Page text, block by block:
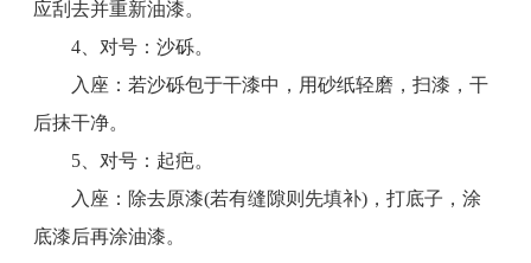
应刮去并重新油漆。
4、对号：沙砾。
入座：若沙砾包于干漆中，用砂纸轻磨，扫漆，干
后抹干净。
5、对号：起疤。
入座：除去原漆(若有缝隙则先填补)，打底子，涂
底漆后再涂油漆。